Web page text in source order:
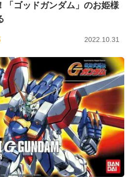
「ゴッドガンダム」のお姫様
2022.10.31